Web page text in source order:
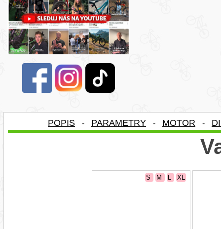
POPIS - PARAMETRY - MOTOR -
S M L XL